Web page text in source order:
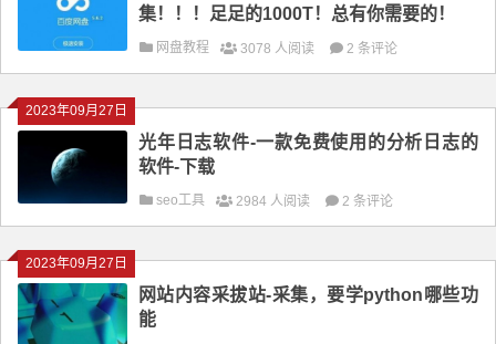
集！！！足足的1000T！总有你需要的！
网盘教程 3078 人阅读 2 条评论
2023年09月27日
光年日志软件-一款免费使用的分析日志的
软件-下载
seo工具 2984 人阅读 2 条评论
2023年09月27日
网站内容采拔站-采集，要学python哪些功
能